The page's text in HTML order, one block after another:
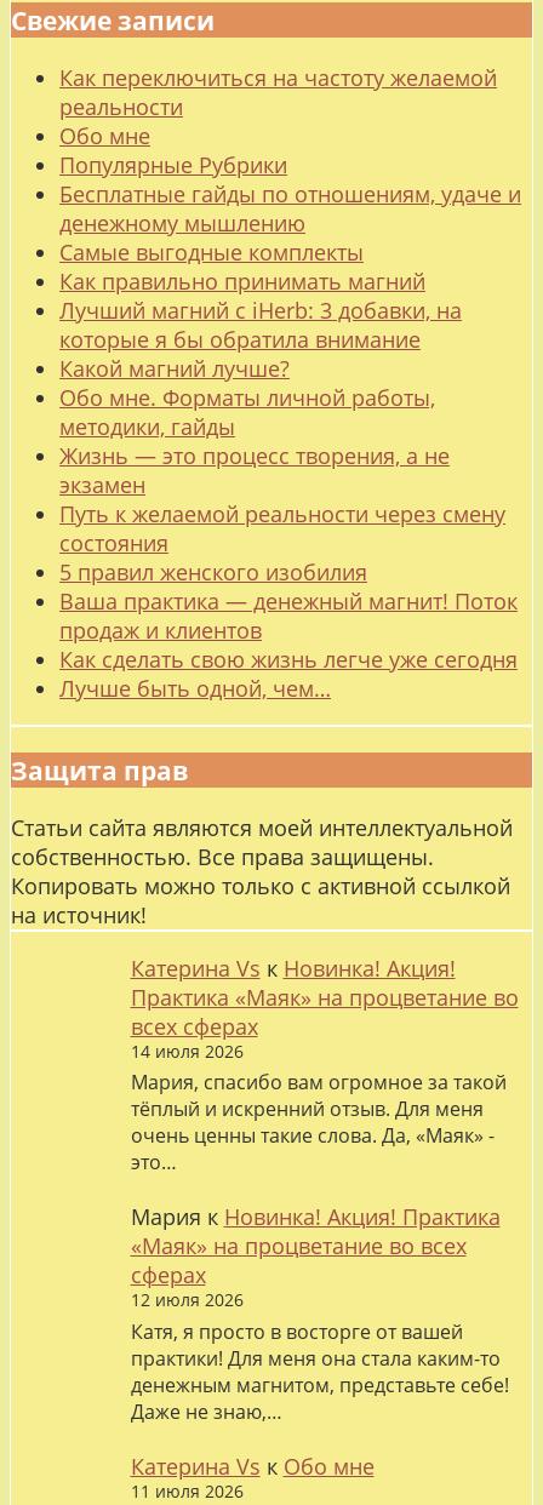
Свежие записи
Как переключиться на частоту желаемой
реальности
Обо мне
Популярные Рубрики
Бесплатные гайды по отношениям, удаче и
денежному мышлению
Самые выгодные комплекты
Как правильно принимать магний
Лучший магний с iHerb: 3 добавки, на
которые я бы обратила внимание
Какой магний лучше?
Обо мне. Форматы личной работы,
методики, гайды
Жизнь — это процесс творения, а не
экзамен
Путь к желаемой реальности через смену
состояния
5 правил женского изобилия
Ваша практика — денежный магнит! Поток
продаж и клиентов
Как сделать свою жизнь легче уже сегодня
Лучше быть одной, чем…
Защита прав
Статьи сайта являются моей интеллектуальной
собственностью. Все права защищены.
Копировать можно только с активной ссылкой
на источник!
Катерина Vs к Новинка! Акция!
Практика «Маяк» на процветание во
всех сферах
14 июля 2026
Мария, спасибо вам огромное за такой
тёплый и искренний отзыв. Для меня
очень ценны такие слова. Да, «Маяк» -
это…
Мария к Новинка! Акция! Практика
«Маяк» на процветание во всех
сферах
12 июля 2026
Катя, я просто в восторге от вашей
практики! Для меня она стала каким-то
денежным магнитом, представьте себе!
Даже не знаю,…
Катерина Vs к Обо мне
11 июля 2026